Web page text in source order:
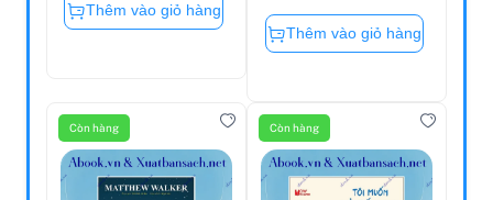
Thêm vào giỏ hàng
Thêm vào giỏ hàng
Còn hàng Còn hàng